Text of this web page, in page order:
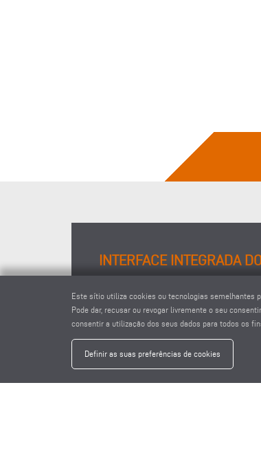
INTERFACE INTEGRADA
Graças ao seu ecrã TFT nítido de 21", ao
tátil, o centro de maquinação de barras
operar. As representações gráficas
Este sítio utiliza cookies ou tecnologias semelhantes
Pode dar, recusar ou revogar livremente o seu
consentir a utilização dos seus dados para todos os
Definir as suas preferências de cookies